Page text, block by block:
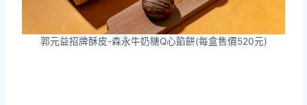
郭元益招牌酥皮-森永牛奶糖Q心餡餅(每盒售價520元)